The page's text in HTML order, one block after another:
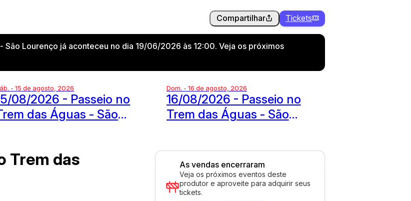
Compartilhar Tickets
Lourenço já aconteceu no dia 19/06/2026 às 12:00. Veja os próximos
- 15 de agosto, 2026
08/2026 - Passeio no
das Águas - São
Dom. - 16 de agosto, 2026
16/08/2026 - Passeio no
Trem das Águas - São
Trem das
As vendas encerraram
Veja os próximos eventos deste
produtor e aproveite para adquirir seus
tickets.